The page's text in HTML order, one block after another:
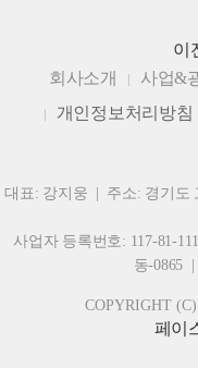
이
회사소개
사업&
개인정보처리방침
대표: 강지웅 | 주소: 경기도
사업자 등록번호: 117-81-
동-0865 |
COPYRIGHT
페이